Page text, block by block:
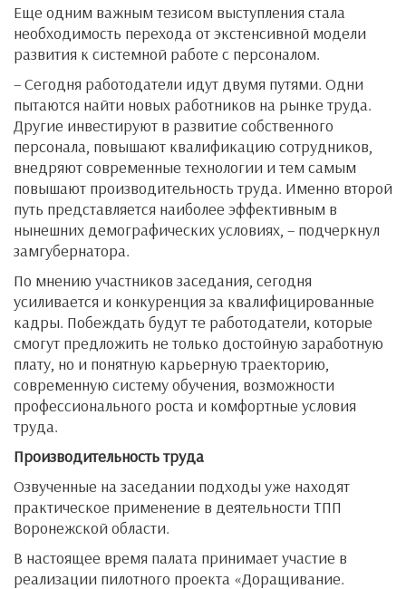
Еще одним важным тезисом выступления стала
необходимость перехода от экстенсивной модели
развития к системной работе с персоналом.
– Сегодня работодатели идут двумя путями. Одни
пытаются найти новых работников на рынке труда.
Другие инвестируют в развитие собственного
персонала, повышают квалификацию сотрудников,
внедряют современные технологии и тем самым
повышают производительность труда. Именно второй
путь представляется наиболее эффективным в
нынешних демографических условиях, – подчеркнул
замгубернатора.
По мнению участников заседания, сегодня
усиливается и конкуренция за квалифицированные
кадры. Побеждать будут те работодатели, которые
смогут предложить не только достойную заработную
плату, но и понятную карьерную траекторию,
современную систему обучения, возможности
профессионального роста и комфортные условия
труда.
Производительность труда
Озвученные на заседании подходы уже находят
практическое применение в деятельности ТПП
Воронежской области.
В настоящее время палата принимает участие в
реализации пилотного проекта «Доращивание.